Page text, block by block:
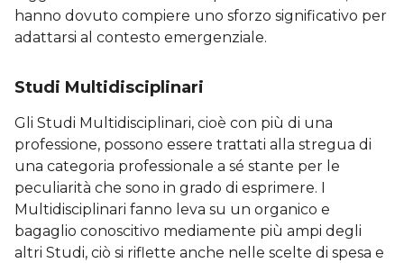
hanno dovuto compiere uno sforzo significativo per
adattarsi al contesto emergenziale.
Studi Multidisciplinari
Gli Studi Multidisciplinari, cioè con più di una
professione, possono essere trattati alla stregua di
una categoria professionale a sé stante per le
peculiarità che sono in grado di esprimere. I
Multidisciplinari fanno leva su un organico e
bagaglio conoscitivo mediamente più ampi degli
altri Studi, ciò si riflette anche nelle scelte di spesa e